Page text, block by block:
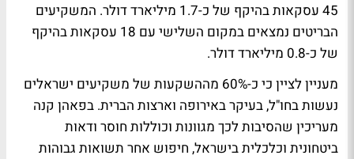
45 עסקאות בהיקף של כ-1.7 מיליארד דולר. המשקיעים
הבריטים נמצאים במקום השלישי עם 18 עסקאות בהיקף
של כ-0.8 מיליארד דולר.
מעניין לציין כי כ-60% מההשקעות של משקיעים ישראלים
נעשות בחו"ל, בעיקר באירופה וארצות הברית. בפאהן קנה
מעריכין שהסיבות לכך מגוונות וכוללות חוסר ודאות
ביטחונית וכלכלית בישראל, חיפוש אחר תשואות גבוהות